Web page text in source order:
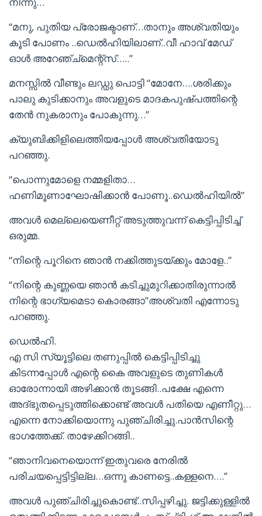
“മനു, പുതിയ പ്രോജക്ടാണ്‌…താനും അശ്വതിയും
കൂടി പോണം ..ഡെല്‍ഹിയിലാണ്‌..വീ ഹാവ് മേഡ്
ഓള്‍ അറേഞ്ച്മെന്റ്സ്…..”
മനസ്സില്‍ വീണ്ടും ലഡ്ഡു പൊട്ടി “മോനേ….ശരിക്കും
പാലു കുടിക്കാനും അവളുടെ മാദകപുഷ്പത്തിന്റെ
തേന്‍ നുകരാനും പോകുന്നു…”
ക്യുബിക്കിളിലെത്തിയപ്പോള്‍ അശ്വതിയോടു
പറഞ്ഞു.
“പൊന്നുമോളെ നമ്മളിതാ…
ഹണിമൂണാഘോഷിക്കാന്‍ പോണൂ..ഡെല്‍ഹിയില്‍”
അവള്‍ മെല്ലെയെണീറ്റ് അടുത്തുവന്ന് കെട്ടിപ്പിടിച്ച്
ഒരുമ്മ.
“നിന്റെ പൂറിനെ ഞാന്‍ നക്കിത്തുടയ്ക്കും മോളേ..”
“നിന്റെ കുണ്ണയെ ഞാന്‍ കടിച്ചുമുറിക്കാതിരുന്നാല്‍
നിന്റെ ഭാഗ്യമെടാ കൊരങ്ങാ”അശ്വതി എന്നോടു
പറഞ്ഞു.
ഡെല്‍ഹി.
എ സി സ്യൂട്ടിലെ തണുപ്പില്‍ കെട്ടിപ്പിടിച്ചു
കിടന്നപ്പോള്‍ എന്റെ കൈ അവളുടെ തുണികള്‍
ഓരോന്നായി അഴിക്കാന്‍ തൂടങ്ങി..പക്ഷേ എന്നെ
അദ്ഭുതപ്പെടുത്തിക്കൊണ്ട് അവള്‍ പതിയെ എണീറ്റു…
എന്നെ നോക്കിയൊന്നു പുഞ്ചിരിച്ചു.പാന്‍സിന്റെ
ഭാഗത്തേക്ക്. താഴേക്കിറങ്ങി..
“ഞാനിവനെയൊന്ന് ഇതുവരെ നേരില്‍
പരിചയപ്പെട്ടിട്ടില്ല…ഒന്നു കാണട്ടെ..കള്ളനെ….”
അവള്‍ പുഞ്ചിരിച്ചുകൊണ്ട്..സിപ്പഴിച്ചു. ജട്ടിക്കുള്ളില്‍